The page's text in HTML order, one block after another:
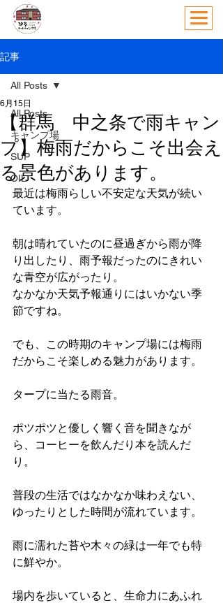
記事
All Posts
キャンプ場
SUP
OIL
All Posts
【群馬 中之条で雨キャン
プ】梅雨だからこそ出会え
る景色があります。
6月15日
最近は梅雨らしい不安定な天気が続い
ています。
朝は晴れていたのに昼過ぎから雨が降
り出したり、雨予報だったのにきれい
な青空が広がったり。
なかなか天気予報通りにはいかない季
節ですね。
でも、この時期のキャンプ場には梅雨
だからこそ楽しめる魅力があります。
タープに当たる雨音。
ポツポツと優しく響く音を聞きなが
ら、コーヒーを飲んだり本を読んだ
り。
普段の生活ではなかなか味わえない、
ゆったりとした時間が流れています。
雨に濡れた苔や木々の緑は一年でも特
に鮮やか。
場内を歩いていると、生命力にあふれ